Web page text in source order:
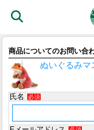
商品についてのお問い合
ぬいぐるみマ
氏名 必須